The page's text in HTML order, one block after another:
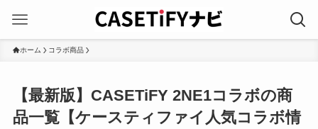
ホーム コラボ商品
【最新版】CASETiFY 2NE1コラボの商
品一覧【ケースティファイ人気コラボ情